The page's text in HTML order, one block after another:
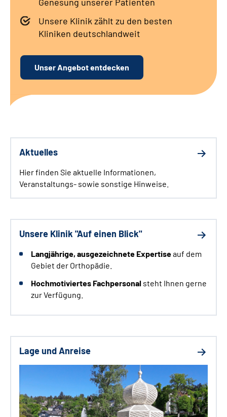
Unsere Klinik zählt zu den besten
Kliniken deutschlandweit
Unser Angebot entdecken
Aktuelles
Hier finden Sie aktuelle Informationen,
Veranstaltungs- sowie sonstige Hinweise.
Unsere Klinik "Auf einen Blick"
Langjährige, ausgezeichnete Expertiseauf dem
Gebiet der Orthopädie.
Hochmotiviertes Fachpersonal steht Ihnen gerne
zur Verfügung.
Lage und Anreise